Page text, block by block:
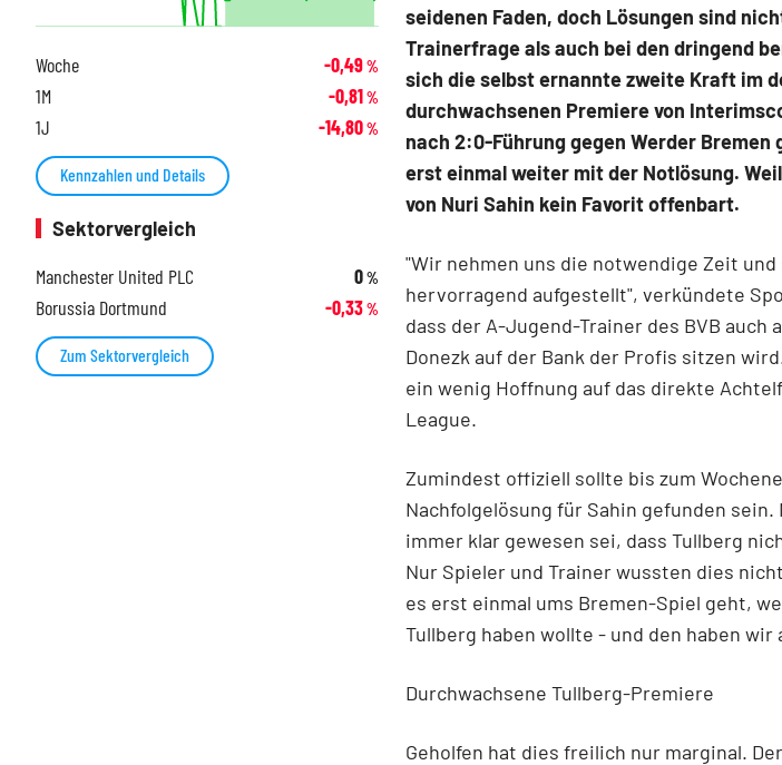
seidenen Faden, doch Lösungen sind
Trainerfrage als auch bei den dringend
sich die selbst ernannte zweite Kraft im
durchwachsenen Premiere von
nach 2:0-Führung gegen Werder
erst einmal weiter mit der Notlösung.
von Nuri Sahin kein Favorit offenbart.
"Wir nehmen uns die notwendige Zeit
hervorragend aufgestellt", verkündete
dass der A-Jugend-Trainer des BVB auch
Donezk auf der Bank der Profis sitzen
ein wenig Hoffnung auf das direkte
League.
Zumindest offiziell sollte bis zum
Nachfolgelösung für Sahin gefunden
immer klar gewesen sei, dass Tullberg
Nur Spieler und Trainer wussten dies
es erst einmal ums Bremen-Spiel geht,
Tullberg haben wollte - und den haben
Durchwachsene Tullberg-Premiere
Geholfen hat dies freilich nur marginal.
Woche -0,49%
1M -0,81%
1J -14,80%
Kennzahlen und Details
Sektorvergleich
Manchester United PLC
0%
Borussia Dortmund -0,33%
Zum Sektorvergleich